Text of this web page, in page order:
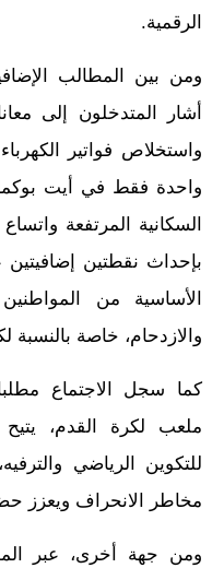
الرقمية.
ومن بين المطالب
أشار المتدخلون إلى
واستخلاص فواتير
واحدة فقط في أيت
السكانية المرتفعة
بإحداث نقطتين
الأساسية من
والازدحام، خاصة بالنسبة
كما سجل الاجتماع
ملعب لكرة القدم،
للتكوين الرياضي
مخاطر الانحراف ويعزز
ومن جهة أخرى، عبر